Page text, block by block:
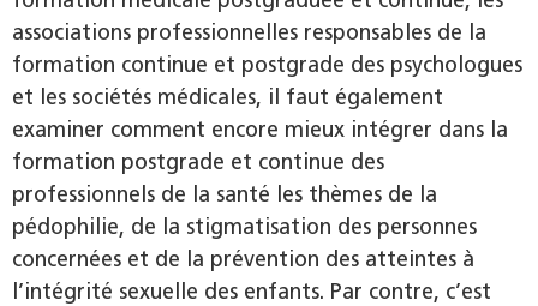
associations professionnelles responsables de la
formation continue et postgrade des psychologues
et les sociétés médicales, il faut également
examiner comment encore mieux intégrer dans la
formation postgrade et continue des
professionnels de la santé les thèmes de la
pédophilie, de la stigmatisation des personnes
concernées et de la prévention des atteintes à
l’intégrité sexuelle des enfants. Par contre, c’est